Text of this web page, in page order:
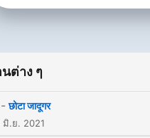
ต่าง ๆ
- छोटा जादूगर
มิ.ย. 2021